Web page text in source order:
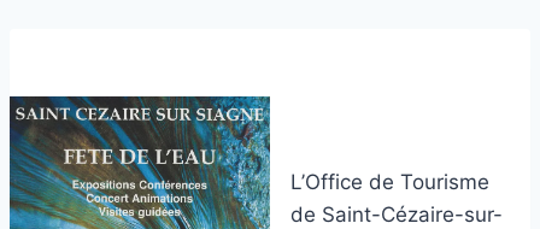
L’Office de Tourisme
de Saint-Cézaire-sur-